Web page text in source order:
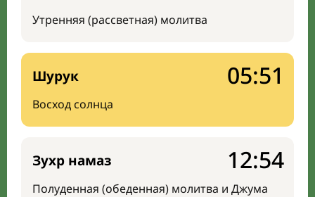
Утренняя (рассветная) молитва
Шурук
Восход солнца
05:51
Зухр намаз
Полуденная (обеденная) молитва и Джума
12:54